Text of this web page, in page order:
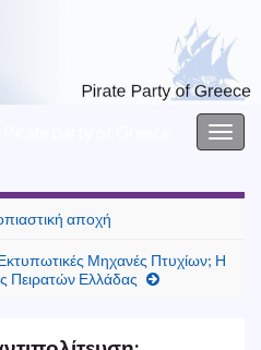
αποχή
Μηχανές Πτυχίων; Η
Πειρατών Ελλάδας